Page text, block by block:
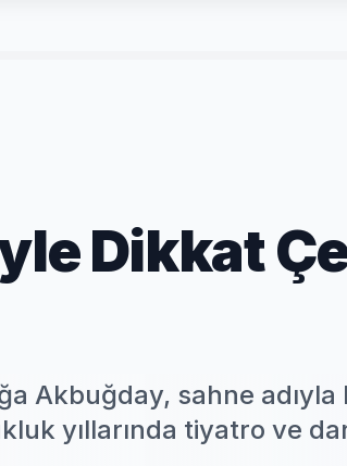
Dikkat
Akbuğday, sahne
yıllarında tiyatro ve